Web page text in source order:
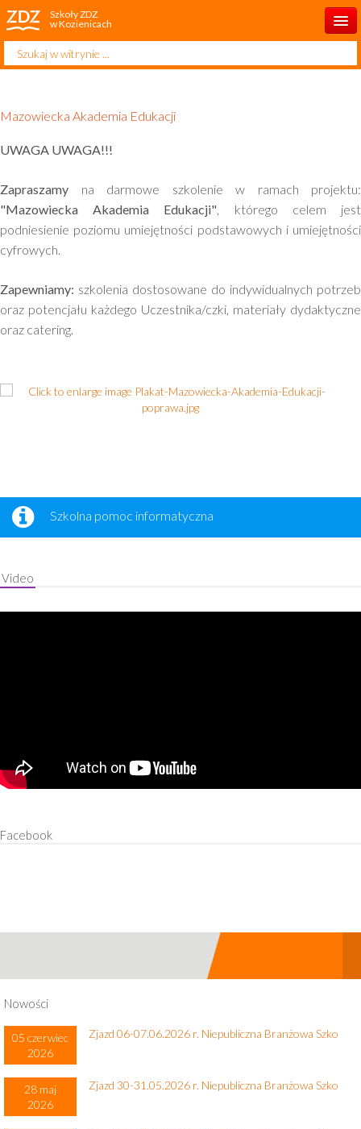
Szkoły ZDZ
w Kozienicach
Start
O szkole
Aktualności
Dla ucznia
Dla rodzica
Dla słuchacza
Rekrutacja 2026/2027
Projekty
Szukaj...
Mazowiecka Akademia Edukacji
UWAGA UWAGA!!!
Zapraszamy na darmowe szkolenie w ramach projektu:
"Mazowiecka Akademia Edukacji", którego celem jest
podniesienie poziomu umiejętności podstawowych i umiejętności
cyfrowych.
Zapewniamy: szkolenia dostosowane do indywidualnych potrzeb
oraz potencjału każdego Uczestnika/czki, materiały dydaktyczne
oraz catering.
Szkolna pomoc informatyczna
Video
Facebook
Nowości
05 czerwiec
2026
Zjazd 06-07.06.2026 r. Niepubliczna Branżowa Szko
28 maj
2026
Zjazd 30-31.05.2026 r. Niepubliczna Branżowa Szko